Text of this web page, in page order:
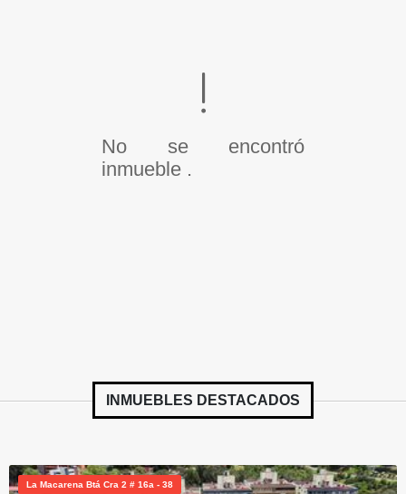
No se encontró
inmueble .
INMUEBLES DESTACADOS
La Macarena Btá Cra 2 # 16a - 38